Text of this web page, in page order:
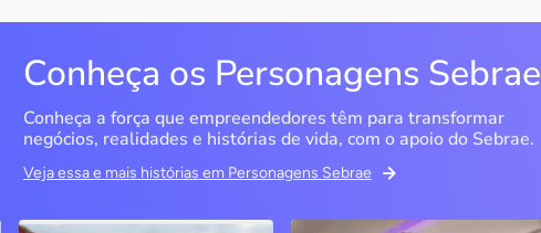
Conheça os Personagens Sebrae
Conheça a força que empreendedores têm para transformar
negócios, realidades e histórias de vida, com o apoio do Sebrae.
Veja essa e mais histórias em Personagens Sebrae